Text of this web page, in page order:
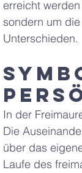
erreicht
sondern um
Unterschieden.
In der
Die
über das
Laufe des